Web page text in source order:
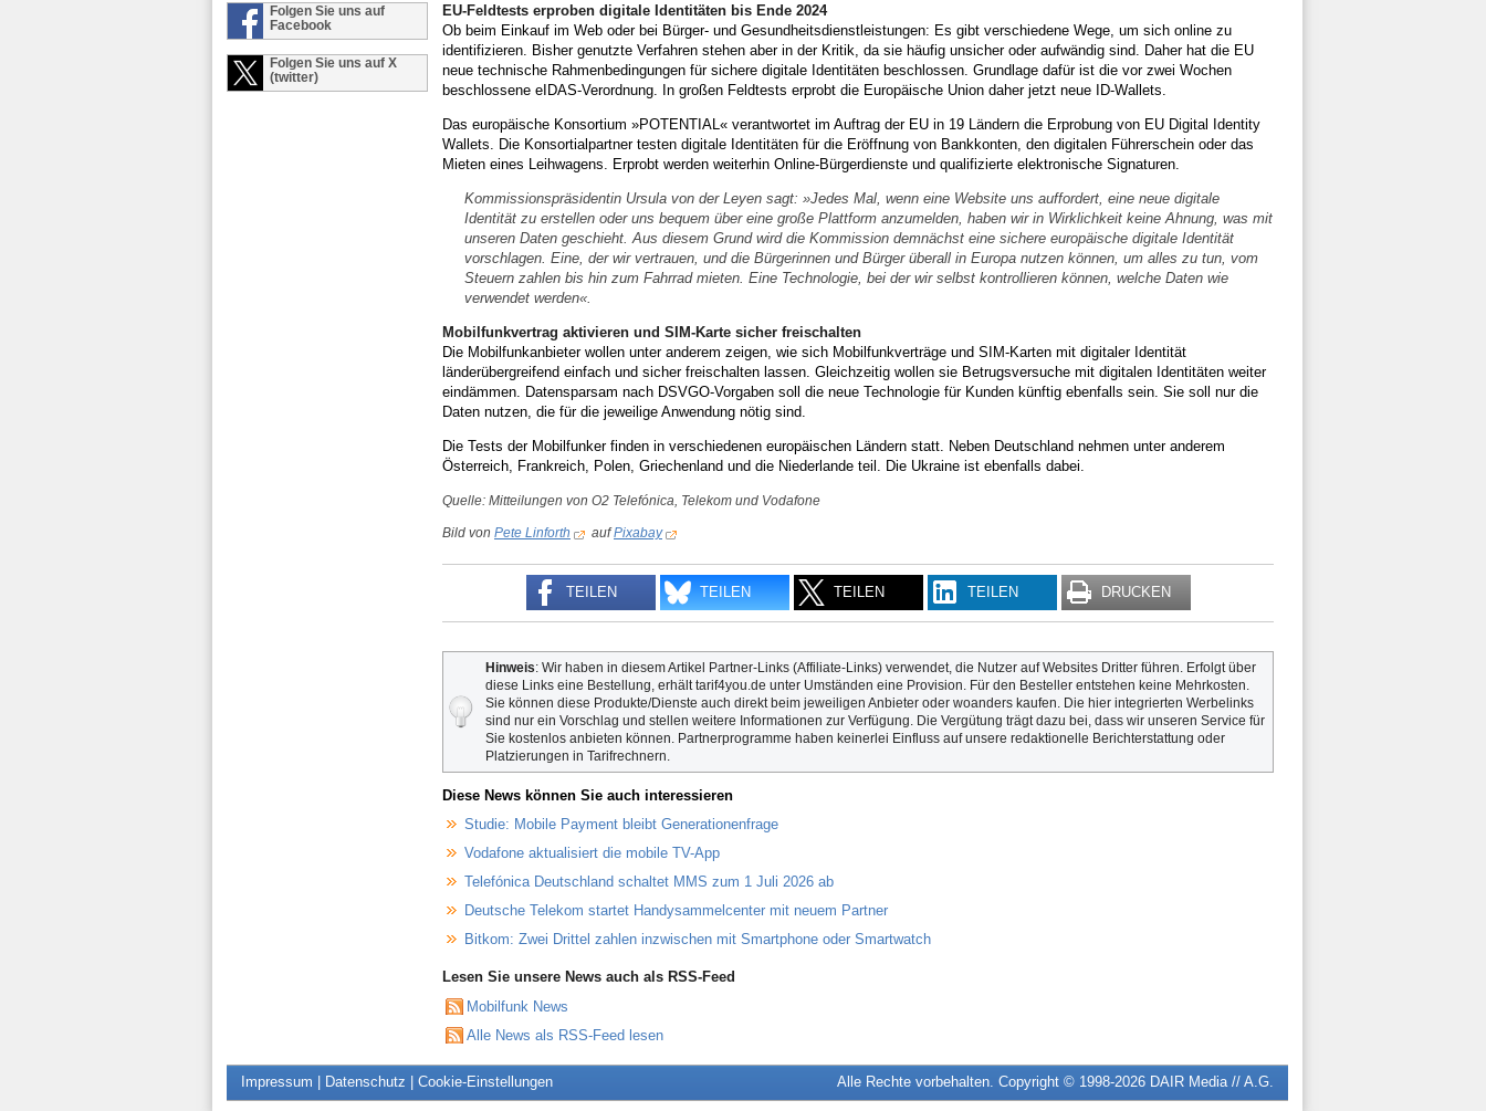
Folgen Sie uns auf
Facebook
Folgen Sie uns auf X
(twitter)
EU-Feldtests erproben digitale Identitäten bis Ende 2024
Ob beim Einkauf im Web oder bei Bürger- und Gesundheitsdienstleistungen: Es gibt verschiedene Wege, um sich online zu
identifizieren. Bisher genutzte Verfahren stehen aber in der Kritik, da sie häufig unsicher oder aufwändig sind. Daher hat die EU
neue technische Rahmenbedingungen für sichere digitale Identitäten beschlossen. Grundlage dafür ist die vor zwei Wochen
beschlossene eIDAS-Verordnung. In großen Feldtests erprobt die Europäische Union daher jetzt neue ID-Wallets.
Das europäische Konsortium »POTENTIAL« verantwortet im Auftrag der EU in 19 Ländern die Erprobung von EU Digital Identity
Wallets. Die Konsortialpartner testen digitale Identitäten für die Eröffnung von Bankkonten, den digitalen Führerschein oder das
Mieten eines Leihwagens. Erprobt werden weiterhin Online-Bürgerdienste und qualifizierte elektronische Signaturen.
Kommissionspräsidentin Ursula von der Leyen sagt: »Jedes Mal, wenn eine Website uns auffordert, eine neue digitale
Identität zu erstellen oder uns bequem über eine große Plattform anzumelden, haben wir in Wirklichkeit keine Ahnung, was mit
unseren Daten geschieht. Aus diesem Grund wird die Kommission demnächst eine sichere europäische digitale Identität
vorschlagen. Eine, der wir vertrauen, und die Bürgerinnen und Bürger überall in Europa nutzen können, um alles zu tun, vom
Steuern zahlen bis hin zum Fahrrad mieten. Eine Technologie, bei der wir selbst kontrollieren können, welche Daten wie
verwendet werden«.
Mobilfunkvertrag aktivieren und SIM-Karte sicher freischalten
Die Mobilfunkanbieter wollen unter anderem zeigen, wie sich Mobilfunkverträge und SIM-Karten mit digitaler Identität
länderübergreifend einfach und sicher freischalten lassen. Gleichzeitig wollen sie Betrugsversuche mit digitalen Identitäten weiter
eindämmen. Datensparsam nach DSVGO-Vorgaben soll die neue Technologie für Kunden künftig ebenfalls sein. Sie soll nur die
Daten nutzen, die für die jeweilige Anwendung nötig sind.
Die Tests der Mobilfunker finden in verschiedenen europäischen Ländern statt. Neben Deutschland nehmen unter anderem
Österreich, Frankreich, Polen, Griechenland und die Niederlande teil. Die Ukraine ist ebenfalls dabei.
Quelle: Mitteilungen von O2 Telefónica, Telekom und Vodafone
Bild von Pete Linforth aufPixabay
TEILEN TEILEN TEILEN TEILEN DRUCKEN
Hinweis: Wir haben in diesem Artikel Partner-Links (Affiliate-Links) verwendet, die Nutzer auf Websites Dritter führen. Erfolgt über
diese Links eine Bestellung, erhält tarif4you.de unter Umständen eine Provision. Für den Besteller entstehen keine Mehrkosten.
Sie können diese Produkte/Dienste auch direkt beim jeweiligen Anbieter oder woanders kaufen. Die hier integrierten Werbelinks
sind nur ein Vorschlag und stellen weitere Informationen zur Verfügung. Die Vergütung trägt dazu bei, dass wir unseren Service für
Sie kostenlos anbieten können. Partnerprogramme haben keinerlei Einfluss auf unsere redaktionelle Berichterstattung oder
Platzierungen in Tarifrechnern.
Diese News können Sie auch interessieren
Studie: Mobile Payment bleibt Generationenfrage
Vodafone aktualisiert die mobile TV-App
Telefónica Deutschland schaltet MMS zum 1 Juli 2026 ab
Deutsche Telekom startet Handysammelcenter mit neuem Partner
Bitkom: Zwei Drittel zahlen inzwischen mit Smartphone oder Smartwatch
Lesen Sie unsere News auch als RSS-Feed
Mobilfunk News
Alle News als RSS-Feed lesen
Alle Rechte vorbehalten. Copyright © 1998-2026 DAIR Media // A.G.
Impressum Datenschutz Cookie-Einstellungen